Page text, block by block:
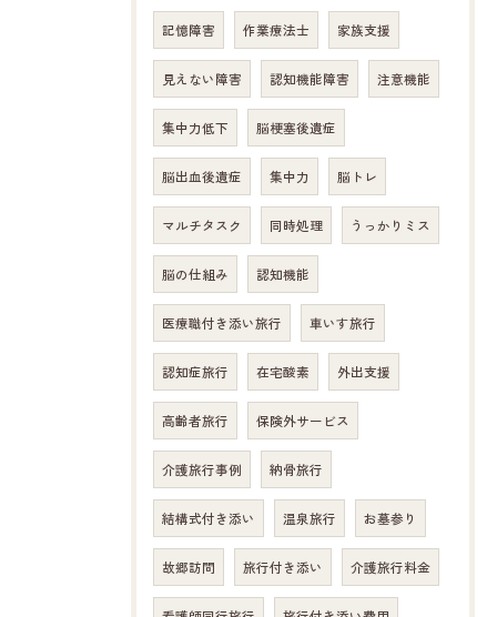
記憶障害 作業療法士 家族支援
見えない障害 認知機能障害 注意機能
集中力低下 脳梗塞後遺症
脳出血後遺症 集中力 脳トレ
マルチタスク 同時処理 うっかりミス
脳の仕組み 認知機能
医療職付き添い旅行 車いす旅行
認知症旅行 在宅酸素 外出支援
高齢者旅行 保険外サービス
介護旅行事例 納骨旅行
結構式付き添い 温泉旅行 お墓参り
故郷訪問 旅行付き添い 介護旅行料金